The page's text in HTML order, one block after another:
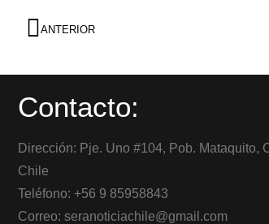
ANTERIOR
Contacto:
Dirección: Pje. Uno #104, Pob. Mataquito,
Chile
Teléfono: +56 9 85958843
Correo: seranoticiachile@gmail.com